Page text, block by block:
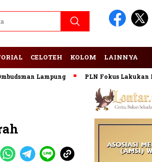
CELOTEH KOLOM LAINNYA
Lampung PLN Fokus Lakukan